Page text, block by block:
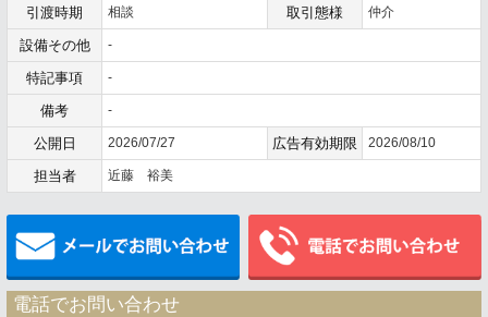
引渡時期 相談 取引態様 仲介
設備その他 -
特記事項 -
備考 -
公開日 2026/07/27 広告有効期限 2026/08/10
担当者 近藤 裕美
メールでお問い合わせ
電話でお問い合わせ